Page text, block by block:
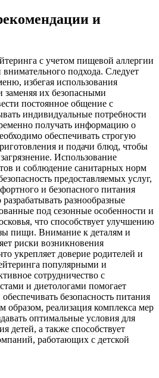
и
с учетом пищевой аллергии
внимательного подхода. Следует
избегая использования
заменяя их безопасными
постоянное общение с
индивидуальные потребности
получать информацию о
обеспечивать строгую
и подачи блюд, чтобы
Использование
и соблюдение санитарных норм
предоставляемых услуг,
и безопасного питания
разнообразные
под сезонные особенности и
что способствует улучшению
пищи. Внимание к деталям и
риски возникновения
укрепляет доверие родителей и
популярными и
сотрудничество с
и диетологами помогает
безопасность питания
образом, реализация комплекса мер
оптимальные условия для
детей, а также способствует
работающих с детской